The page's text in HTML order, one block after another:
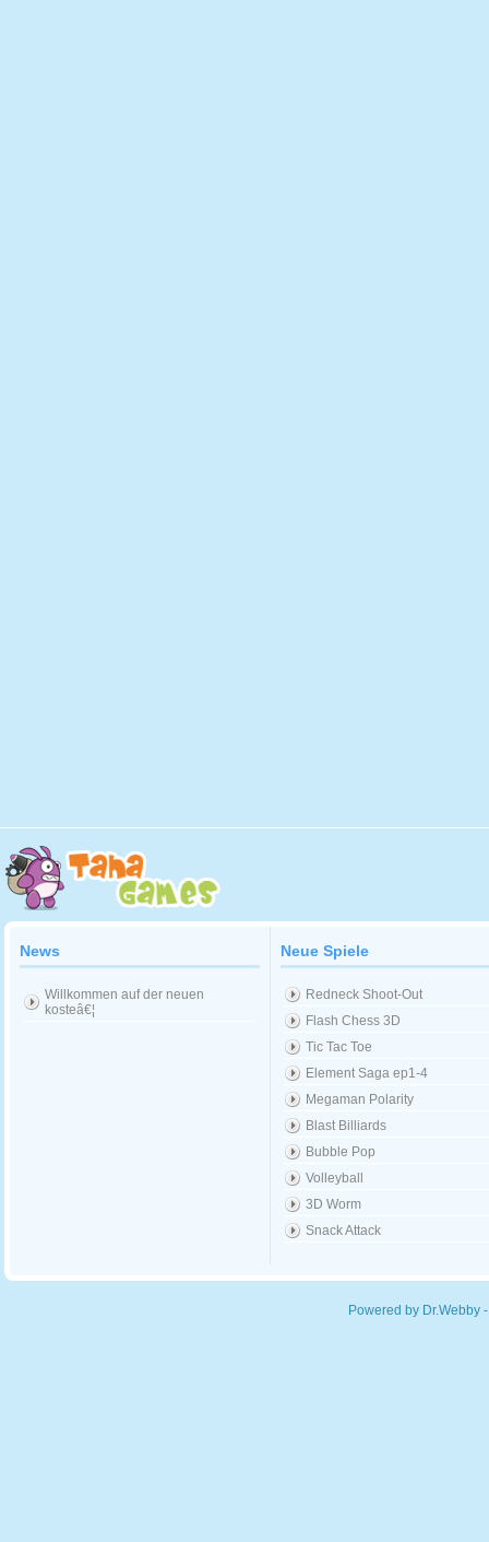
News
Willkommen auf der neuen
kosteâ€¦
Neue Spiele
Redneck Shoot-Out
Flash Chess 3D
Tic Tac Toe
Element Saga ep1-4
Megaman Polarity
Blast Billiards
Bubble Pop
Volleyball
3D Worm
Snack Attack
Powered by Dr.Webby